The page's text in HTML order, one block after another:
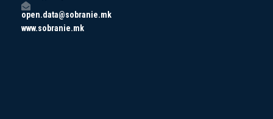
open.data@sobranie.mk
www.sobranie.mk